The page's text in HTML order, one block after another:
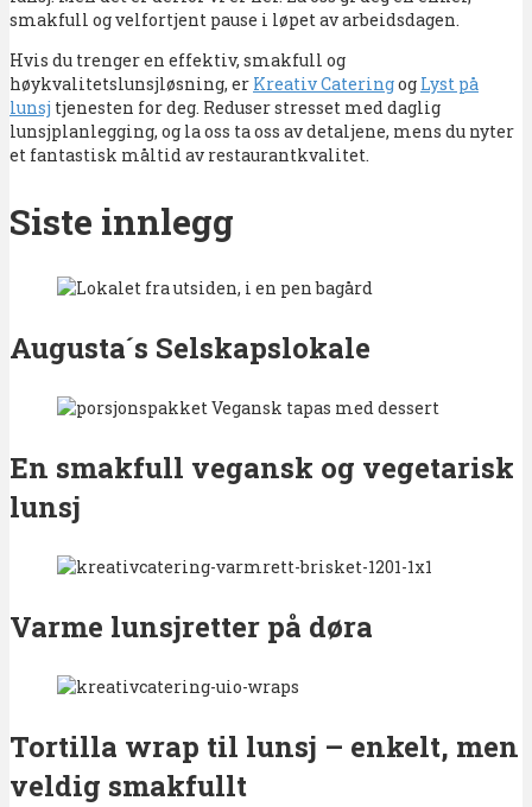
smakfull og velfortjent pause i løpet av arbeidsdagen.
Hvis du trenger en effektiv, smakfull og
høykvalitetslunsjløsning, er Kreativ Cateringog Lyst på
lunsj tjenesten for deg. Reduser stresset med daglig
lunsjplanlegging, og la oss ta oss av detaljene, mens du nyter
et fantastisk måltid av restaurantkvalitet.
Siste innlegg
Augusta´s Selskapslokale
En smakfull vegansk og vegetarisk
lunsj
Varme lunsjretter på døra
Tortilla wrap til lunsj – enkelt, men
veldig smakfullt